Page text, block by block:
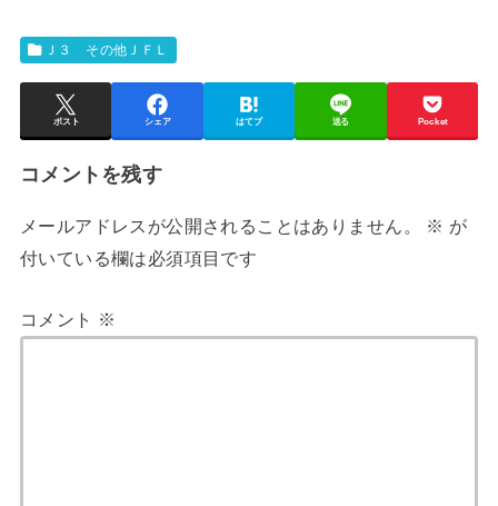
Ｊ３ その他ＪＦＬ
ポスト シェア はてブ 送る Pocket
コメントを残す
メールアドレスが公開されることはありません。 ※ が
付いている欄は必須項目です
コメント ※